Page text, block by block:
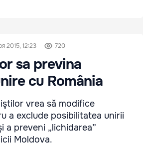
2015, 12:23 720
sa previna
cu România
vrea să modifice
a exclude posibilitatea unirii
a preveni „lichidarea”
Moldova.